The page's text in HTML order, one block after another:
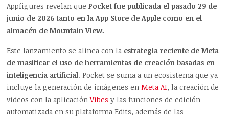
Appfigures revelan quePocket fue publicada el pasado 29 de
junio de 2026 tanto en la App Store de Apple como en el
almacén de Mountain View.
Este lanzamiento se alinea con la estrategia reciente de Meta
de masificar el uso de herramientas de creación basadas en
inteligencia artificial. Pocket se suma a un ecosistema que ya
incluye la generación de imágenes enMeta AI, la creación de
videos con la aplicaciónVibes y las funciones de edición
automatizada en su plataforma Edits, además de las